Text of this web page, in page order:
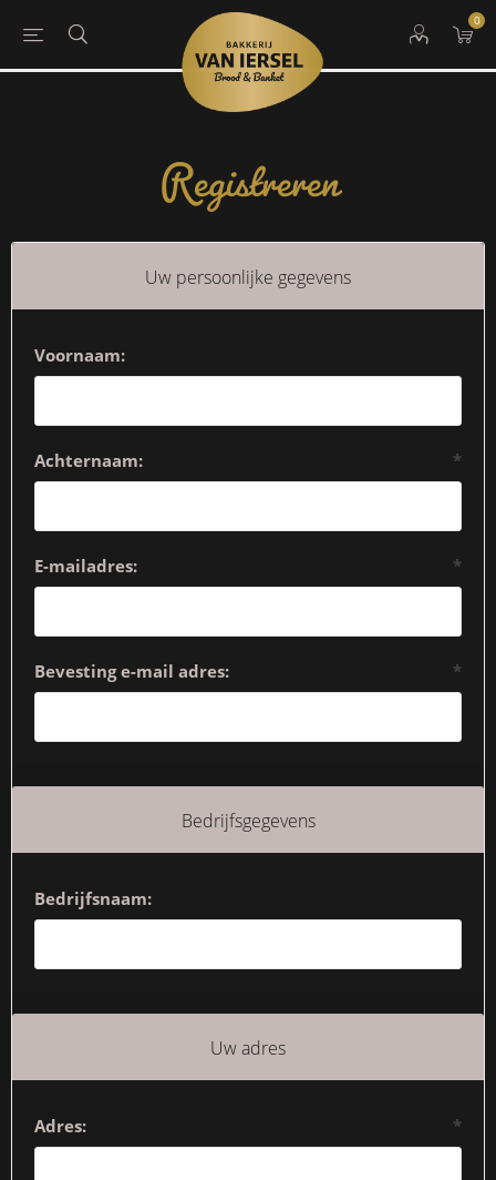
0
Registreren
Uw persoonlijke gegevens
Voornaam:
Achternaam: *
E-mailadres: *
Bevesting e-mail adres: *
Bedrijfsgegevens
Bedrijfsnaam:
Uw adres
Adres: *